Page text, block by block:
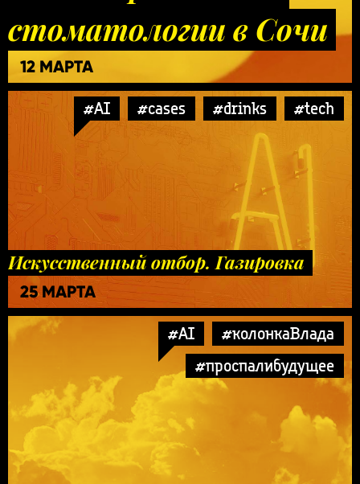
стоматологии в Сочи
12 МАРТА
#AI #cases #drinks #tech
Искусственный отбор. Газировка
25 МАРТА
#AI
#колонкаВлада
#проспалибудущее